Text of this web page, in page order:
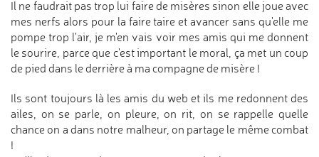
Il ne faudrait pas trop lui faire de misères sinon elle joue avec
mes nerfs alors pour la faire taire et avancer sans qu'elle me
pompe trop l'air, je m'en vais voir mes amis qui me donnent
le sourire, parce que c'est important le moral, ça met un coup
de pied dans le derrière à ma compagne de misère !
Ils sont toujours là les amis du web et ils me redonnent des
ailes, on se parle, on pleure, on rit, on se rappelle quelle
chance on a dans notre malheur, on partage le même combat
!